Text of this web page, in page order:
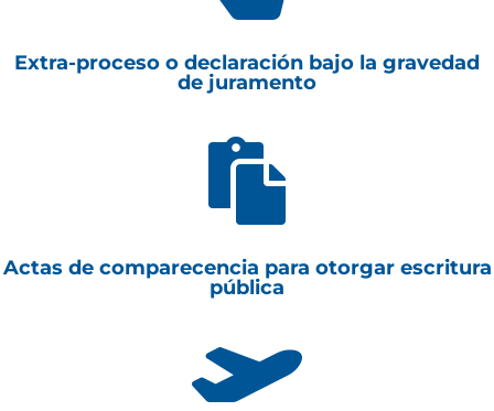
Extra-proceso o declaración bajo la gravedad
de juramento

Actas de comparecencia para otorgar escritura
pública
